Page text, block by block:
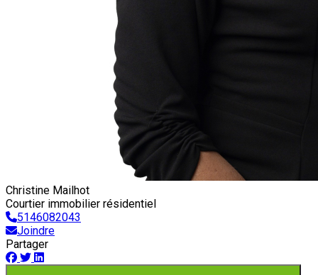
Christine Mailhot
Courtier immobilier résidentiel
5146082043
Joindre
Partager